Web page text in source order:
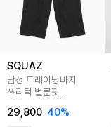
SQUAZ
남성 트레이닝바지
쓰리턱 벌룬핏
29,800 40%